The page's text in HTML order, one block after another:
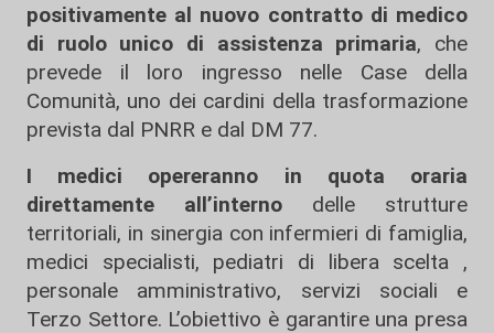
positivamente al nuovo contratto di medico
di ruolo unico di assistenza primaria, che
prevede il loro ingresso nelle Case della
Comunità, uno dei cardini della trasformazione
prevista dal PNRR e dal DM 77.
I medici opereranno in quota oraria
direttamente all’interno delle strutture
territoriali, in sinergia con infermieri di famiglia,
medici specialisti, pediatri di libera scelta ,
personale amministrativo, servizi sociali e
Terzo Settore. L’obiettivo è garantire una presa